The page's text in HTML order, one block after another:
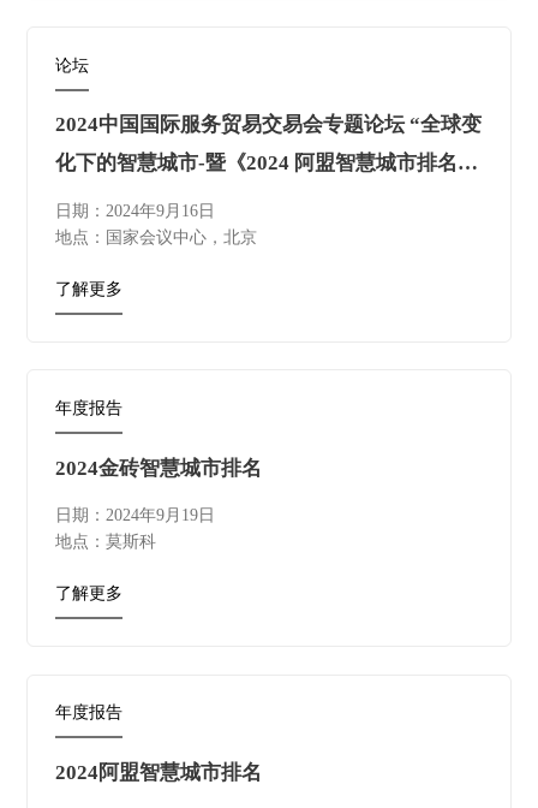
论坛
2024中国国际服务贸易交易会专题论坛 “全球变
化下的智慧城市-暨《2024 阿盟智慧城市排名》
发布” 即将于9月16日在国家会议中心举行
日期：2024年9月16日
地点：国家会议中心，北京
了解更多
年度报告
2024金砖智慧城市排名
日期：2024年9月19日
地点：莫斯科
了解更多
年度报告
2024阿盟智慧城市排名